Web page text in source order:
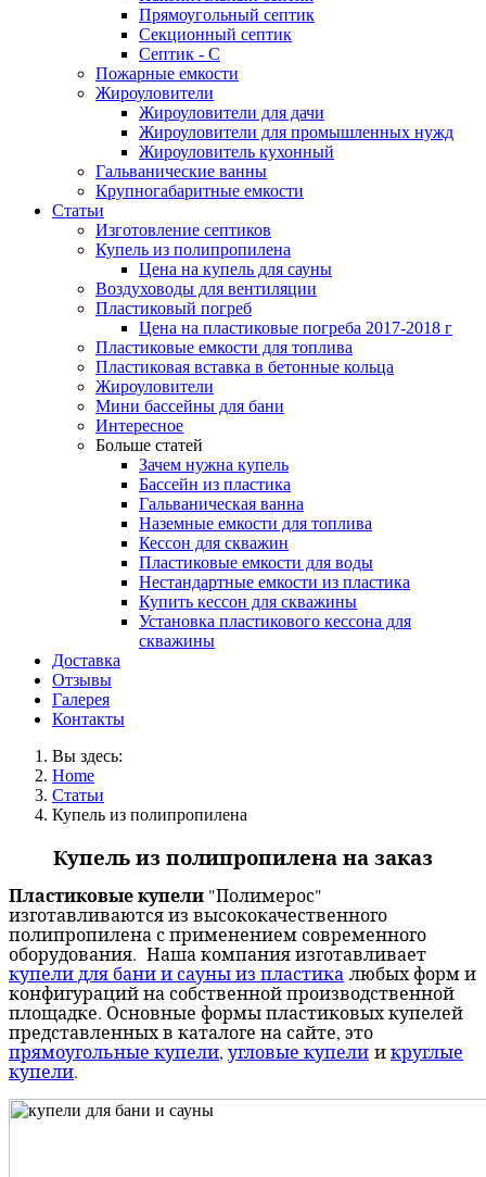
Прямоугольный септик
Секционный септик
Септик - С
Пожарные емкости
Жироуловители
Жироуловители для дачи
Жироуловители для промышленных нужд
Жироуловитель кухонный
Гальванические ванны
Крупногабаритные емкости
Статьи
Изготовление септиков
Купель из полипропилена
Цена на купель для сауны
Воздуховоды для вентиляции
Пластиковый погреб
Цена на пластиковые погреба 2017-2018 г
Пластиковые емкости для топлива
Пластиковая вставка в бетонные кольца
Жироуловители
Мини бассейны для бани
Интересное
Больше статей
Зачем нужна купель
Бассейн из пластика
Гальваническая ванна
Наземные емкости для топлива
Кессон для скважин
Пластиковые емкости для воды
Нестандартные емкости из пластика
Купить кессон для скважины
Установка пластикового кессона для
скважины
Доставка
Отзывы
Галерея
Контакты
Вы здесь:
Home
Статьи
Купель из полипропилена
Купель из полипропилена на заказ
Пластиковые купели "Полимерос"
изготавливаются из высококачественного
полипропилена с применением современного
оборудования. Наша компания изготавливает
купели для бани и сауны из пластика любых форм и
конфигураций на собственной производственной
площадке. Основные формы пластиковых купелей
представленных в каталоге на сайте, это
прямоугольные купели, угловые купели икруглые
купели.